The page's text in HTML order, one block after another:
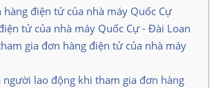
điện tử của nhà máy Quốc Cự
tử của nhà máy Quốc Cự - Đài Loan
gia đơn hàng điện tử của nhà máy
người lao động khi tham gia đơn hàng